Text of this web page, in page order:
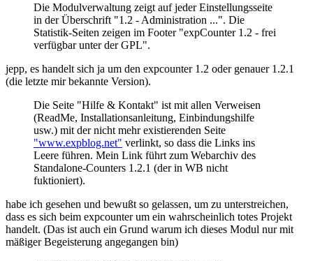
Die Modulverwaltung zeigt auf jeder Einstellungsseite
in der Überschrift "1.2 - Administration ...". Die
Statistik-Seiten zeigen im Footer "expCounter 1.2 - frei
verfügbar unter der GPL".
jepp, es handelt sich ja um den expcounter 1.2 oder genauer 1.2.1
(die letzte mir bekannte Version).
Die Seite "Hilfe & Kontakt" ist mit allen Verweisen
(ReadMe, Installationsanleitung, Einbindungshilfe
usw.) mit der nicht mehr existierenden Seite
"www.expblog.net" verlinkt, so dass die Links ins
Leere führen. Mein Link führt zum Webarchiv des
Standalone-Counters 1.2.1 (der in WB nicht
fuktioniert).
habe ich gesehen und bewußt so gelassen, um zu unterstreichen,
dass es sich beim expcounter um ein wahrscheinlich totes Projekt
handelt. (Das ist auch ein Grund warum ich dieses Modul nur mit
mäßiger Begeisterung angegangen bin)